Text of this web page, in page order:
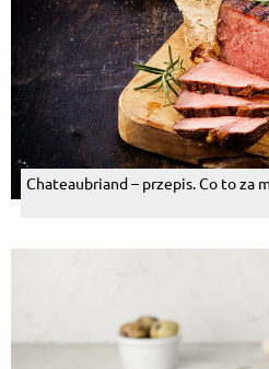
Chateaubriand – przepis. Co to za